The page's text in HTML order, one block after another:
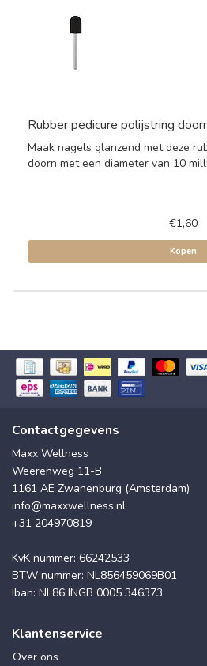
Rubber pedicure polijstring
Maak nagels glanzend met deze
doorn met een diameter van 10
€1,60
Kopen
Contactgegevens
Maxx Wellness
Weerenweg 11-B
1161 AE Zwanenburg (Amsterdam)
info@maxxwellness.nl
+31 204970819
KvK nummer: 66242533
BTW nummer: NL856459069B01
Iban: NL86 INGB 0005 346373
Klantenservice
Over ons